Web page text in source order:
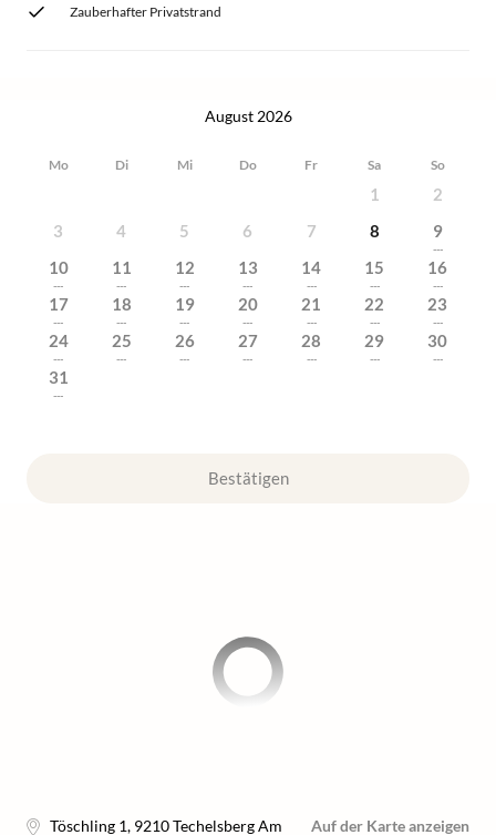
Zauberhafter Privatstrand
August 2026
Mo Di Mi Do Fr Sa So
1
2
3
4 5 6 7 8 9
---
10
---
11
---
12
---
13
---
14
---
15
---
16
---
17
---
18
---
19
---
20
---
21
---
22
---
23
---
24
---
25
---
26
---
27
---
28
---
29
---
30
---
31
---
Bestätigen
Töschling 1, 9210Techelsberg Am
Auf der Karte anzeigen